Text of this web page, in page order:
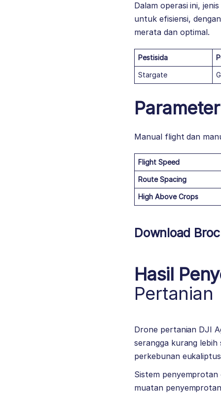
Dalam operasi ini,
untuk efisiensi,
merata dan optimal.
Pestisida
Stargate
Manual flight dan
Flight Speed
Route Spacing
High Above Crops
Download
Hasil
Pertanian
Drone pertanian DJI
serangga kurang
perkebunan
Sistem penyemprotan
muatan